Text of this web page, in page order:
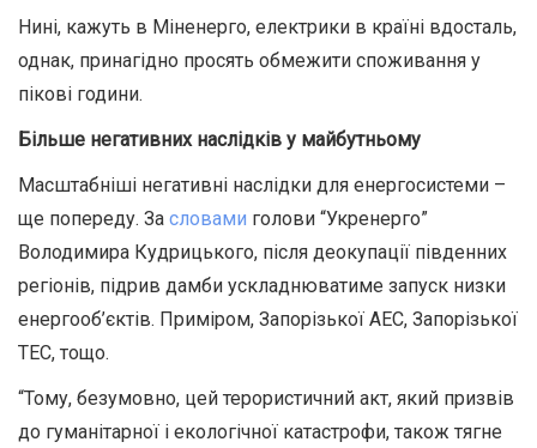
Нині, кажуть в Міненерго, електрики в країні вдосталь,
однак, принагідно просять обмежити споживання у
пікові години.
Більше негативних наслідків у майбутньому
Масштабніші негативні наслідки для енергосистеми –
ще попереду. За словами голови “Укренерго”
Володимира Кудрицького, після деокупації південних
регіонів, підрив дамби ускладнюватиме запуск низки
енергооб’єктів. Приміром, Запорізької АЕС, Запорізької
ТЕС, тощо.
“Тому, безумовно, цей терористичний акт, який призвів
до гуманітарної і екологічної катастрофи, також тягне